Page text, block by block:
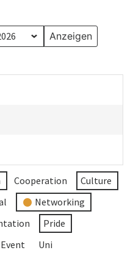
Cooperation
Culture
Networking
Pride
Uni